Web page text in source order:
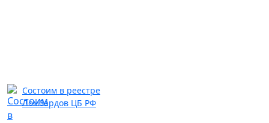
Состоим в реестре
Ломбардов ЦБ РФ